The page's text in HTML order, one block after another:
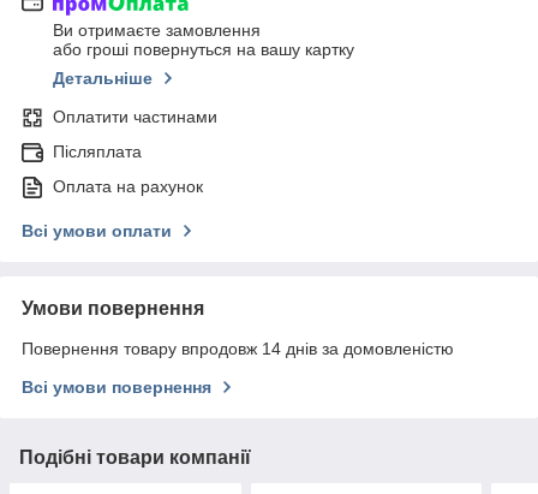
Ви отримаєте замовлення
або гроші повернуться на вашу картку
Детальніше
Оплатити частинами
Післяплата
Оплата на рахунок
Всі умови оплати
Умови повернення
Повернення товару впродовж 14 днів за домовленістю
Всі умови повернення
Подібні товари компанії